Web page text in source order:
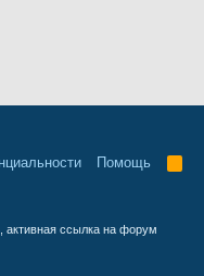
Помощь
R
активная ссылка на форум